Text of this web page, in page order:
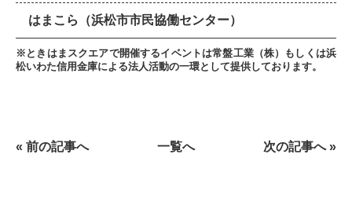
はまこら（浜松市市民協働センター）
※ときはまスクエアで開催するイベントは常盤工業（株）もしくは浜
松いわた信用金庫による法人活動の一環として提供しております。
« 前の記事へ 一覧へ 次の記事へ »